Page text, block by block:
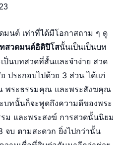
มนต์ เท่าที่ได้มีโอกาสถาม ๆ ดู
สวดมนต์อิติปิโสนั้นเป็นเป็นบท
ป็นบทสวดที่สั้นและจำง่าย สวด
ประกอบไปด้วย 3 ส่วน ได้แก่
พระธรรมคุณ และพระสังฆคุณ
บทนั้นก็จะพูดถึงความดีของพระ
ม และพระสงฆ์ การสวดนั้นนิยม
จบ ตามสะดวก ยิ่งไปกว่านั้น